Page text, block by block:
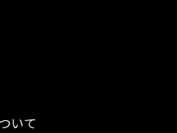
いて